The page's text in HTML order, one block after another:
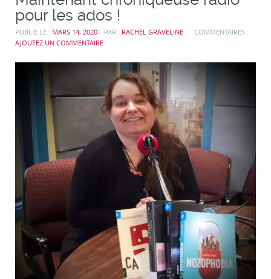
pour les ados !
PUBLIÉ LE : MARS 14, 2020 PAR : RACHEL GRAVELINE
COMMENTAIRES :
AJOUTEZ UN COMMENTAIRE